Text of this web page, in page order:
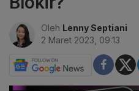
Oleh Lenny Septiani
2 Maret 2023, 09:13